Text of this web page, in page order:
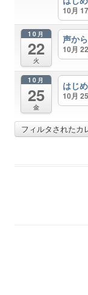
10月
10月
22
火
声か
10月
10月
25
金
はじ
10月
フィルタされたカ